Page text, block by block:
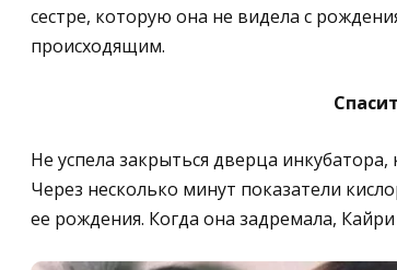
сестре, которую она не видела с
происходящим.
Не успела закрыться дверца
Через несколько минут показатели
ее рождения. Когда она задремала,